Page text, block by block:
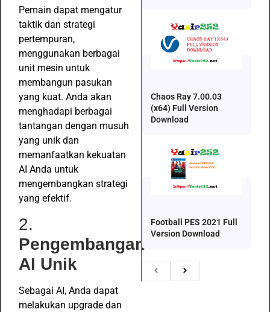
Pemain dapat mengatur
taktik dan strategi
pertempuran,
menggunakan berbagai
unit mesin untuk
membangun pasukan
yang kuat. Anda akan
menghadapi berbagai
tantangan dengan musuh
yang unik dan
memanfaatkan kekuatan
AI Anda untuk
mengembangkan strategi
yang efektif.
2.
Pengembangan
AI Unik
Sebagai AI, Anda dapat
melakukan upgrade dan
Chaos Ray 7.00.03
(x64) Full Version
Download
Football PES 2021 Full
Version Download